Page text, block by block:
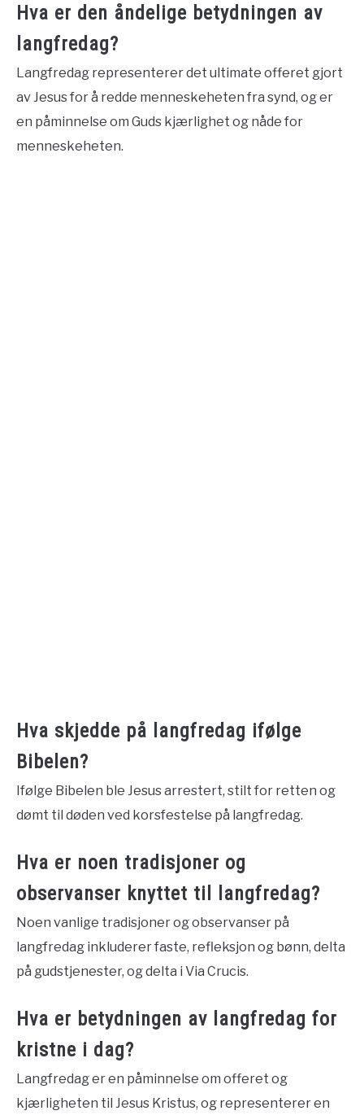
Hva er den åndelige betydningen av
langfredag?
Langfredag representerer det ultimate offeret gjort
av Jesus for å redde menneskeheten fra synd, og er
en påminnelse om Guds kjærlighet og nåde for
menneskeheten.
Hva skjedde på langfredag ifølge
Bibelen?
Ifølge Bibelen ble Jesus arrestert, stilt for retten og
dømt til døden ved korsfestelse på langfredag.
Hva er noen tradisjoner og
observanser knyttet til langfredag?
Noen vanlige tradisjoner og observanser på
langfredag inkluderer faste, refleksjon og bønn, delta
på gudstjenester, og delta i Via Crucis.
Hva er betydningen av langfredag for
kristne i dag?
Langfredag er en påminnelse om offeret og
kjærligheten til Jesus Kristus, og representerer en